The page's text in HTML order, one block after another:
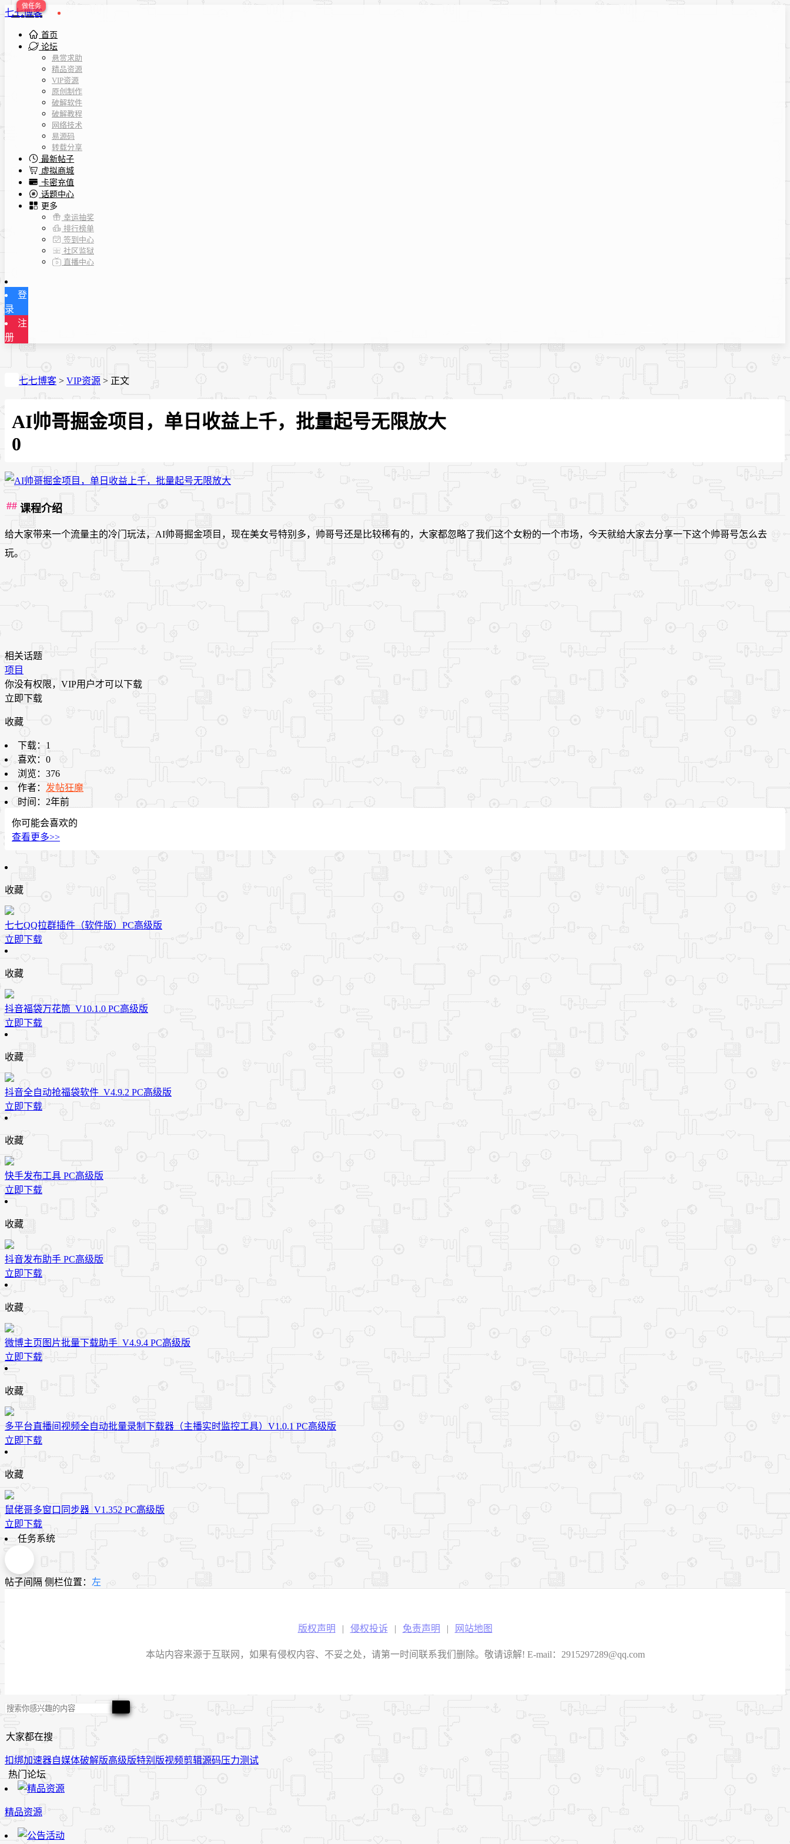
七七博客
首页
论坛
悬赏求助
精品资源
VIP资源
原创制作
破解软件
破解教程
网络技术
易源码
转载分享
最新帖子
虚拟商城
卡密充值
话题中心
更多
幸运抽奖
排行榜单
签到中心
社区监狱
直播中心
登
录
注
册
七七博客 > VIP资源 > 正文
AI帅哥掘金项目，单日收益上千，批量起号无限放大
0
课程介绍
给大家带来一个流量主的冷门玩法，AI帅哥掘金项目，现在美女号特别多，帅哥号还是比较稀有的，大家都忽略了我们这个女粉的一个市场，今天就给大家去分享一下这个帅哥号怎么去
玩。
相关话题
项目
你没有权限，VIP用户才可以下载
立即下载
收藏
下载： 1
喜欢： 0
浏览： 376
作者： 发帖狂魔
时间： 2年前
你可能会喜欢的
查看更多>>
收藏
七七QQ拉群插件（软件版）PC高级版
立即下载
收藏
抖音福袋万花筒_V10.1.0 PC高级版
立即下载
收藏
抖音全自动抢福袋软件_V4.9.2 PC高级版
立即下载
收藏
快手发布工具 PC高级版
立即下载
收藏
抖音发布助手 PC高级版
立即下载
收藏
微博主页图片批量下载助手_V4.9.4 PC高级版
立即下载
收藏
多平台直播间视频全自动批量录制下载器（​主播实时监控工具）V1.0.1 PC高级版
立即下载
收藏
鼠佬哥多窗口同步器_V1.352 PC高级版
立即下载
任务系统
帖子间隔 侧栏位置： 左
版权声明 | 侵权投诉 | 免责声明 | 网站地图
本站内容来源于互联网，如果有侵权内容、不妥之处，请第一时间联系我们删除。敬请谅解! E-mail：2915297289@qq.com
大家都在搜
扣绑加速器自媒体破解版高级版特别版视频剪辑源码压力测试
热门论坛
精品资源